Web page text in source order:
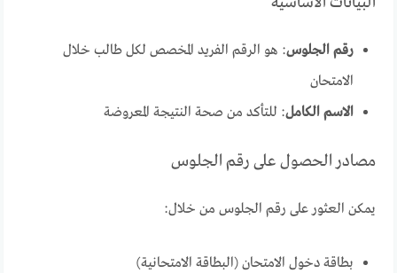
رقم الجلوس: هو الرقم الفريد المخصص لكل طالب خلال
الامتحان
الاسم الكامل: للتأكد من صحة النتيجة المعروضة
مصادر الحصول على رقم الجلوس
يمكن العثور على رقم الجلوس من خلال:
بطاقة دخول الامتحان (البطاقة الامتحانية)